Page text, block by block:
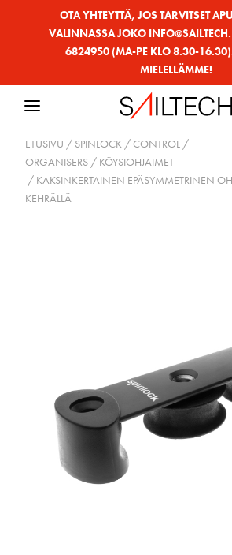
OTA YHTEYTTÄ, JOS TARVITSET
VALINNASSA JOKO
6824950 (MA-PE KLO 8.30-
MIELELLÄMME!
ETUSIVU / SPINLOCK /CONTROL /
ORGANISERS / KÖYSIOHJAIMET
/ KAKSINKERTAINEN EPÄSYMMETRINEN
KEHRÄLLÄ